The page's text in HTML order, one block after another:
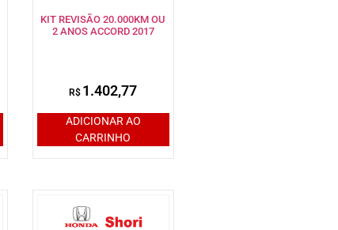
KIT REVISÃO 20.000KM OU
2 ANOS ACCORD 2017
R$ 1.402,77
ADICIONAR AO
CARRINHO